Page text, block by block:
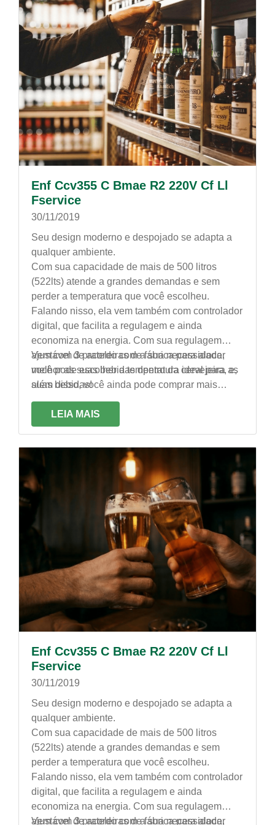
Enf Ccv355 C Bmae R2 220V Cf Ll
Fservice
30/11/2019
Seu design moderno e despojado se adapta a
qualquer ambiente.
Com sua capacidade de mais de 500 litros
(522lts) atende a grandes demandas e sem
perder a temperatura que você escolheu.
Falando nisso, ela vem também com controlador
digital, que facilita a regulagem e ainda
economiza na energia. Com sua regulagem
ajustável de acordo com a sua necessidade,
você pode escolher a temperatura ideal para as
suas bebidas!
Vem com 3 prateleiras de fábrica para alocar
melhor as suas bebidas dentro da cervejeira, e,
além disso, você ainda pode comprar mais
prateleiras individualmente, caso sinta
necessidade.
LEIA MAIS
Enf Ccv355 C Bmae R2 220V Cf Ll
Fservice
30/11/2019
Seu design moderno e despojado se adapta a
qualquer ambiente.
Com sua capacidade de mais de 500 litros
(522lts) atende a grandes demandas e sem
perder a temperatura que você escolheu.
Falando nisso, ela vem também com controlador
digital, que facilita a regulagem e ainda
economiza na energia. Com sua regulagem
ajustável de acordo com a sua necessidade,
Vem com 3 prateleiras de fábrica para alocar